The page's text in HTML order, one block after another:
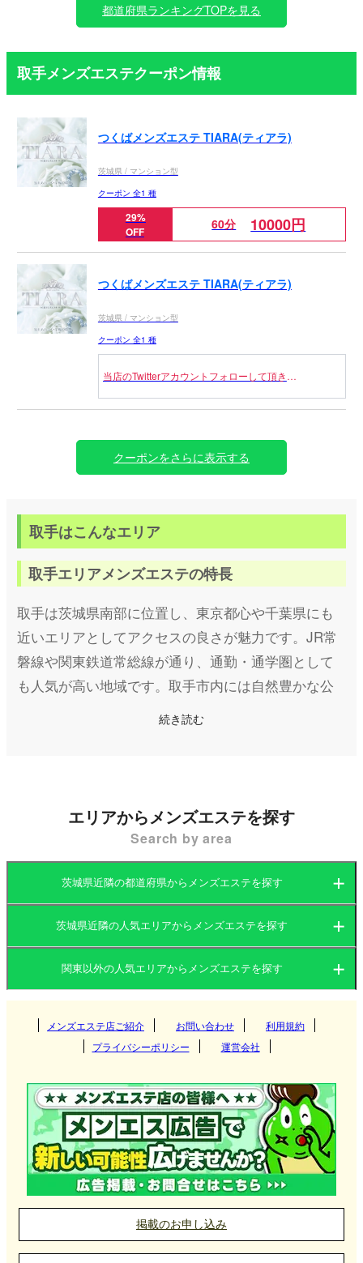
都道府県ランキングTOPを見る
取手メンズエステクーポン情報
つくばメンズエステ TIARA(ティアラ)
茨城県 / マンション型
クーポン 全1 種
29%
OFF
60分 10000円
つくばメンズエステ TIARA(ティアラ)
茨城県 / マンション型
クーポン 全1 種
当店のTwitterアカウントフォローして頂き
から2000円OFF
ます
※金土日対象外
クーポンをさらに表示する
取手はこんなエリア
取手エリアメンズエステの特長
取手は茨城県南部に位置し、東京都心や千葉県にも
近いエリアとしてアクセスの良さが魅力です。JR常
磐線や関東鉄道常総線が通り、通勤・通学圏として
も人気が高い地域です。取手市内には自然豊かな公
園や河川敷が多く、穏やかな雰囲気が漂っていま
に需要を伸ばしています。取手駅周辺や住宅街に点
在するメンズエステ店は、マンションの一室を利用
した個室型が多く、リラックスできるプライベート
な空間を提供しています。大都市圏ほど店舗数は多
くありませんが、その分地域密着型で利用しやすい
お店が多い点が魅力です。
取手のメンズエステ店は、静かな環境で本格的なマ
ッサージが受けられる店舗が中心で、都心部と比較
すると価格帯もリーズナブルです。仕事帰りや休日
取手メンズエステ店の選び方
取手は都市部からのアクセスが便利でありながら、
周辺には自然が広がる穏やかな環境が魅力です。そ
のため、都会の喧騒を離れた癒しのひとときを味わ
続き読む
エリアからメンズエステを探す
Search by area
茨城県近隣の都道府県からメンズエステを探す
茨城県 群馬県
栃木県 東京都
神奈川県 千葉県
茨城県近隣の人気エリアからメンズエステを探す
つくば
守谷
神栖
取手
土浦
群馬県
伊勢崎
太田
前橋
館林
宇都宮
那須塩原
小山
東京都
新宿
吉祥寺
府中
神奈川県
横浜 千葉県
千葉 埼玉県
関東以外の人気エリアからメンズエステを探す
関西
兵庫県 滋賀県
奈良県 和歌山県
愛知県 岐阜県
三重県 静岡県
北海道・東北
北海道 岩手県
秋田県 青森県
九州・沖縄
福岡県 大分県
中国
岡山県 広島県
北陸・甲信越
メンズエステ店ご紹介 お問い合わせ
利用規約
プライバシーポリシー
運営会社
掲載のお申し込み